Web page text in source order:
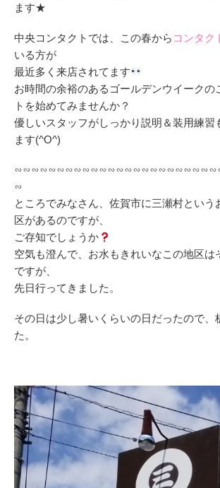
ます★
中央コンタクトでは、この春から コンタク
いる方が
最近多く来店されてます
お時間の余裕のあるゴールデンウイークの
トを始めてみませんか？
優しいスタッフがしっかり説明＆装用練習
ます(^O^)
∽
ところでみなさん、佐賀市に三瀬村という
区があるのですが、
ご存知でしょうか
空気も澄んで、お水もきれいなこの地区は
ですが、
先日行ってきました。
その日は少し暑いくらいの日だったので、
た。